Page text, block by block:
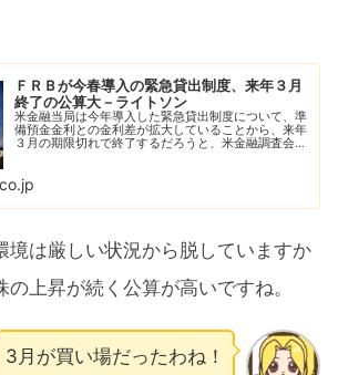
ＦＲＢが今春導入の緊急貸出制度、来年３月
終了の公算大－ライトソン
米金融当局は今年導入した緊急貸出制度について、準
備預金金利との金利差が拡大していることから、来年
３月の期限切れで終了するだろうと、米金融調査会社
境は厳しい状況から脱していますか
の上昇が続く公算が高いですね。
3月が買い場だったわね！